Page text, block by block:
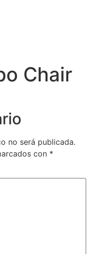
Chair
no será publicada.
con *